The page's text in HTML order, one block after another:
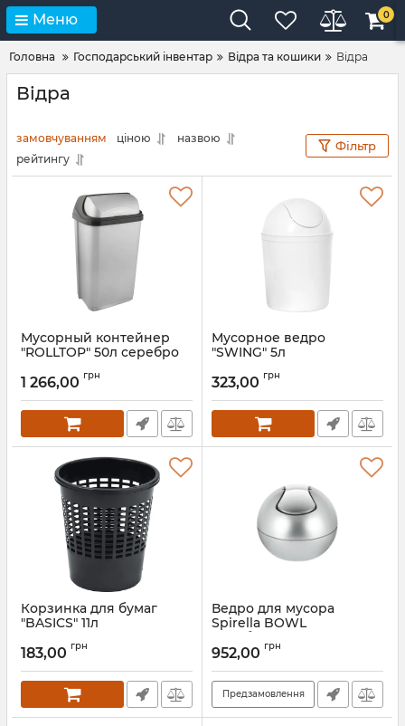
Меню 0
Головна Господарський інвентар Відра та кошики Відра
Відра
замовчуванням ціною
назвою
рейтингу
Фільтр
Мусорный контейнер
"ROLLTOP" 50л серебро
Артикул: 0455.1
1 266,00 грн
Мусорное ведро
"SWING" 5л
323,00 грн
Корзинка для бумаг
"BASICS" 11л
183,00 грн
Ведро для мусора
Spirella BOWL
серебристое
Артикул: 10.14973
952,00 грн
Предзамовлення